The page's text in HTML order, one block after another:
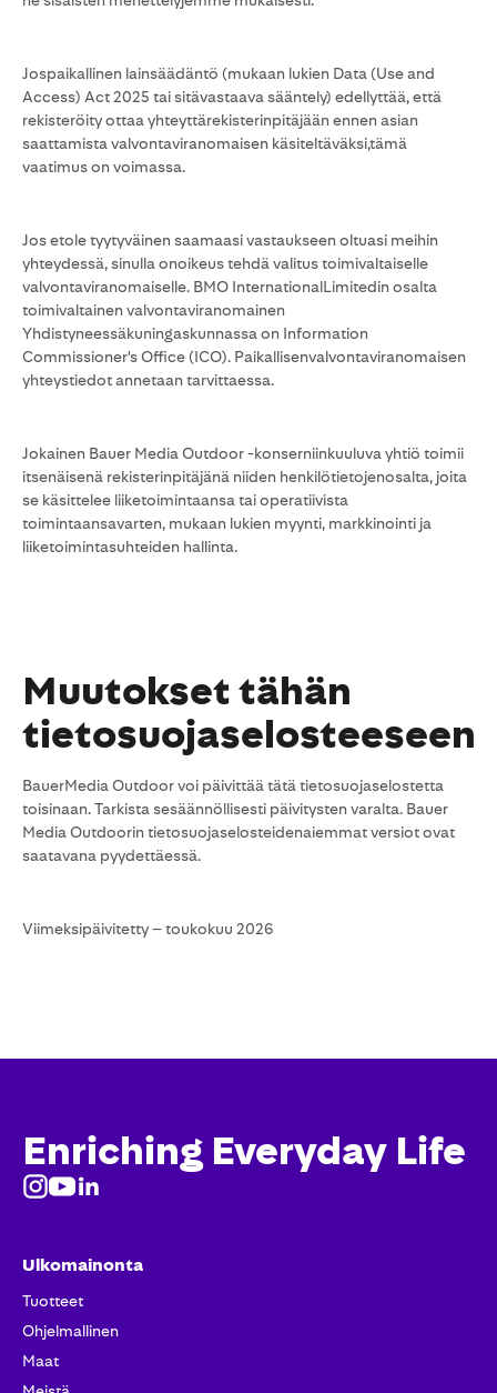
Jospaikallinen lainsäädäntö (mukaan lukien Data (Use and
Access) Act 2025 tai sitävastaava sääntely) edellyttää, että
rekisteröity ottaa yhteyttärekisterinpitäjään ennen asian
saattamista valvontaviranomaisen käsiteltäväksi,tämä
vaatimus on voimassa.
Jos etole tyytyväinen saamaasi vastaukseen oltuasi meihin
yhteydessä, sinulla onoikeus tehdä valitus toimivaltaiselle
valvontaviranomaiselle. BMO InternationalLimitedin osalta
toimivaltainen valvontaviranomainen
Yhdistyneessäkuningaskunnassa on Information
Commissioner's Office (ICO). Paikallisenvalvontaviranomaisen
yhteystiedot annetaan tarvittaessa.
Jokainen Bauer Media Outdoor -konserniinkuuluva yhtiö toimii
itsenäisenä rekisterinpitäjänä niiden henkilötietojenosalta, joita
se käsittelee liiketoimintaansa tai operatiivista
toimintaansavarten, mukaan lukien myynti, markkinointi ja
liiketoimintasuhteiden hallinta.
Muutokset tähän
tietosuojaselosteeseen
BauerMedia Outdoor voi päivittää tätä tietosuojaselostetta
toisinaan. Tarkista sesäännöllisesti päivitysten varalta. Bauer
Media Outdoorin tietosuojaselosteidenaiemmat versiot ovat
saatavana pyydettäessä.
Viimeksipäivitetty – toukokuu 2026
Enriching Everyday Life
Ulkomainonta
Tuotteet​
Ohjelmallinen
Maat